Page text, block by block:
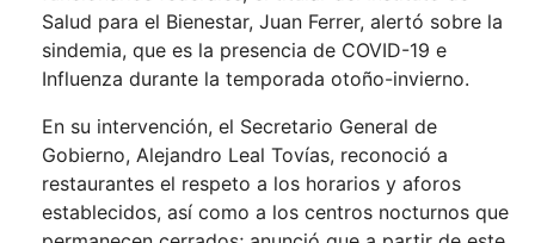
Salud para el Bienestar, Juan Ferrer, alertó sobre la
sindemia, que es la presencia de COVID-19 e
Influenza durante la temporada otoño-invierno.
En su intervención, el Secretario General de
Gobierno, Alejandro Leal Tovías, reconoció a
restaurantes el respeto a los horarios y aforos
establecidos, así como a los centros nocturnos que